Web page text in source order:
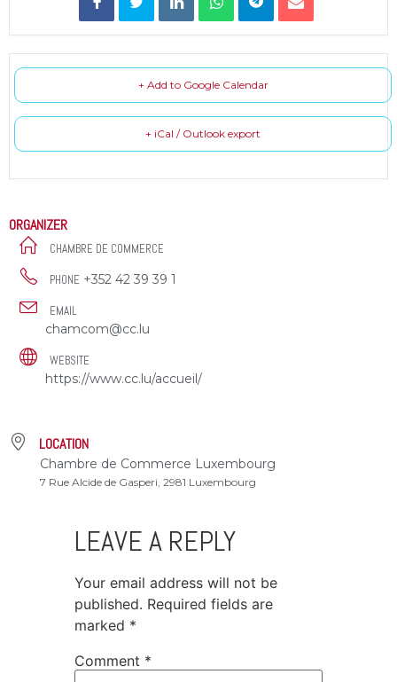
+ Add to Google Calendar
+ iCal / Outlook export
ORGANIZER
CHAMBRE DE COMMERCE
PHONE +352 42 39 39 1
EMAIL
chamcom@cc.lu
WEBSITE
https://www.cc.lu/accueil/
LOCATION
Chambre de Commerce Luxembourg
7 Rue Alcide de Gasperi, 2981 Luxembourg
LEAVE A REPLY
Your email address will not be
published. Required fields are
marked *
Comment *